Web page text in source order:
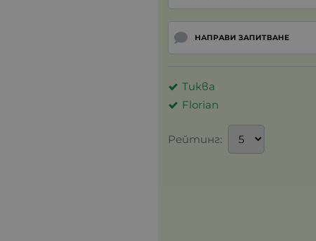
НАПРАВИ ЗАПИТВАНЕ
Тиква
Florian
Рейтинг: